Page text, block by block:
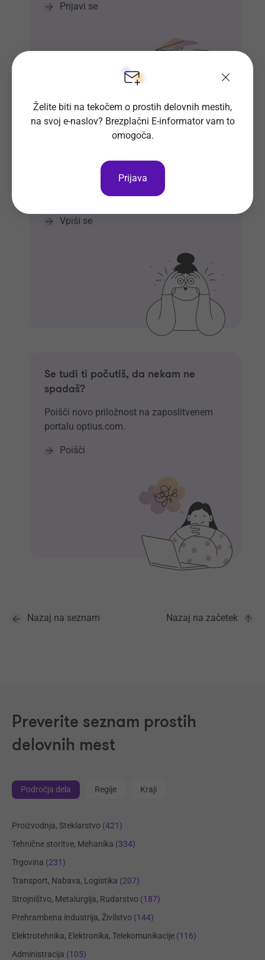
Prijavi se
Si že vpisan v Bazo CV-jev?
Naj delodajalci iz množice kandidatov
izberejo ravno vas.
Vpiši se
Se tudi ti počutiš, da nekam ne
spadaš?
Poišči novo priložnost na zaposlitvenem
portalu optius.com.
Poišči
Nazaj na seznam Nazaj na začetek
Preverite seznam prostih
delovnih mest
Področja dela Regije Kraji
Proizvodnja, Steklarstvo (421)
Tehnične storitve, Mehanika (334)
Trgovina (231)
Transport, Nabava, Logistika (207)
Strojništvo, Metalurgija, Rudarstvo (187)
Prehrambena industrija, Živilstvo (144)
Elektrotehnika, Elektronika, Telekomunikacije (116)
Administracija (105)
Želite biti na tekočem o prostih delovnih mestih,
na svoj e-naslov? Brezplačni E-informator vam to
omogoča.
Prijava